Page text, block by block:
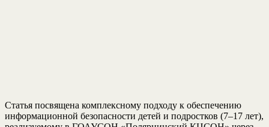
Статья посвящена комплексному подходу к обеспечению
информационной безопасности детей и подростков (7–17 лет),